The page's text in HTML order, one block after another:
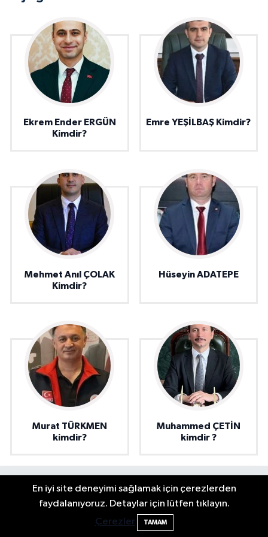
Ekrem Ender ERGÜN
Kimdir?
Emre YEŞİLBAŞ Kimdir?
Mehmet Anıl ÇOLAK
Kimdir?
Hüseyin ADATEPE
Murat TÜRKMEN
kimdir?
Muhammed ÇETİN
kimdir ?
En iyi site deneyimi sağlamak için çerezlerden
faydalanıyoruz. Detaylar için lütfen tıklayın.
Çerezler
TAMAM
Elektrik arızasını onanırken akıma kapılan